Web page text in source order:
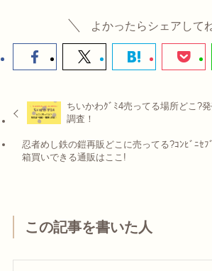
よかったらシェアして
ちいかわｸﾞﾐ4売ってる場所どこ?
調査！
忍者めし鉄の鎧再販どこに売ってる?ｺﾝﾋﾞﾆｾﾌ
箱買いできる通販はここ!
この記事を書いた人